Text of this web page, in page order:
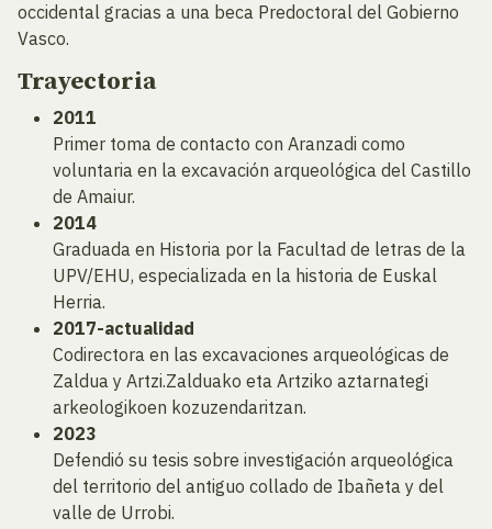
occidental gracias a una beca Predoctoral del Gobierno
Vasco.
Trayectoria
2011
Primer toma de contacto con Aranzadi como
voluntaria en la excavación arqueológica del Castillo
de Amaiur.
2014
Graduada en Historia por la Facultad de letras de la
UPV/EHU, especializada en la historia de Euskal
Herria.
2017-actualidad
Codirectora en las excavaciones arqueológicas de
Zaldua y Artzi.Zalduako eta Artziko aztarnategi
arkeologikoen kozuzendaritzan.
2023
Defendió su tesis sobre investigación arqueológica
del territorio del antiguo collado de Ibañeta y del
valle de Urrobi.